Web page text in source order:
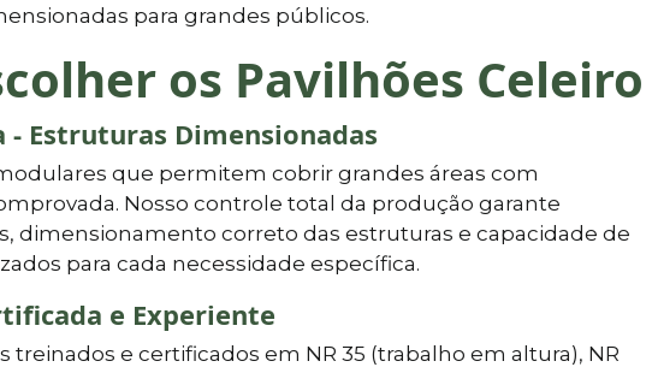
para grandes públicos.
os Pavilhões Celeiro
- Estruturas Dimensionadas
que permitem cobrir grandes áreas com
Nosso controle total da produção garante
dimensionamento correto das estruturas e capacidade de
para cada necessidade específica.
e Experiente
treinados e certificados em NR 35 (trabalho em altura), NR